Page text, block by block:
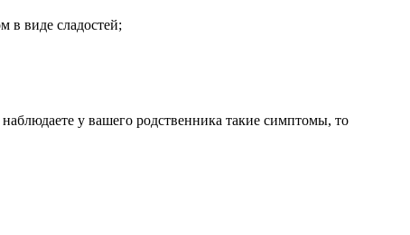
в виде сладостей;
у вашего родственника такие симптомы, то